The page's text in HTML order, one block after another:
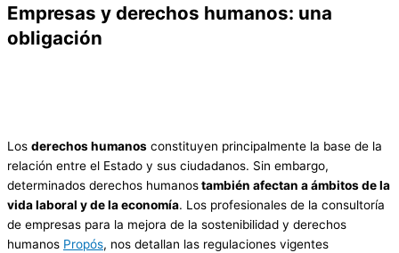
Empresas y derechos humanos: una
obligación
Los derechos humanos constituyen principalmente la base de la
relación entre el Estado y sus ciudadanos. Sin embargo,
determinados derechos humanostambién afectan a ámbitos de la
vida laboral y de la economía. Los profesionales de la consultoría
de empresas para la mejora de la sostenibilidad y derechos
humanos Propós, nos detallan las regulaciones vigentes